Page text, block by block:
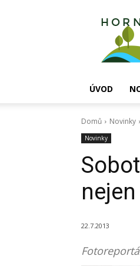
ÚVOD
Domů Novinky
Novinky
22.7.2013